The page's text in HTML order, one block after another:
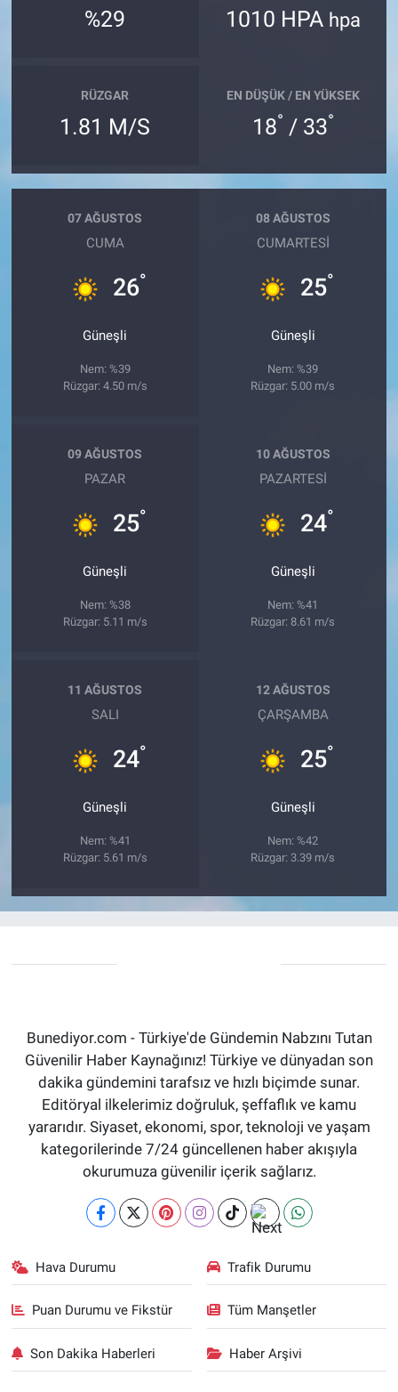
%29 1010 HPA hpa
RÜZGAR
1.81 M/S
EN DÜŞÜK / EN YÜKSEK
18° / 33°
07 AĞUSTOS
CUMA
26°
Güneşli
Nem: %39
Rüzgar: 4.50 m/s
08 AĞUSTOS
CUMARTESI
25°
Güneşli
Nem: %39
Rüzgar: 5.00 m/s
09 AĞUSTOS
PAZAR
25°
Güneşli
Nem: %38
Rüzgar: 5.11 m/s
10 AĞUSTOS
PAZARTESI
24°
Güneşli
Nem: %41
Rüzgar: 8.61 m/s
11 AĞUSTOS
SALI
24°
Güneşli
Nem: %41
Rüzgar: 5.61 m/s
12 AĞUSTOS
ÇARŞAMBA
25°
Güneşli
Nem: %42
Rüzgar: 3.39 m/s
Bunediyor.com - Türkiye'de Gündemin Nabzını Tutan
Güvenilir Haber Kaynağınız! Türkiye ve dünyadan son
dakika gündemini tarafsız ve hızlı biçimde sunar.
Editöryal ilkelerimiz doğruluk, şeffaflık ve kamu
yararıdır. Siyaset, ekonomi, spor, teknoloji ve yaşam
kategorilerinde 7/24 güncellenen haber akışıyla
okurumuza güvenilir içerik sağlarız.
Hava Durumu Trafik Durumu
Puan Durumu ve Fikstür Tüm Manşetler
Son Dakika Haberleri Haber Arşivi